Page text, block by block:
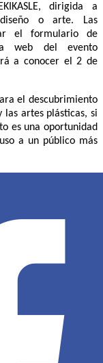
dirigida a
o arte. Las
el formulario de
web del evento
a conocer el 2 de
el descubrimiento
artes plásticas, si
es una oportunidad
a un público más